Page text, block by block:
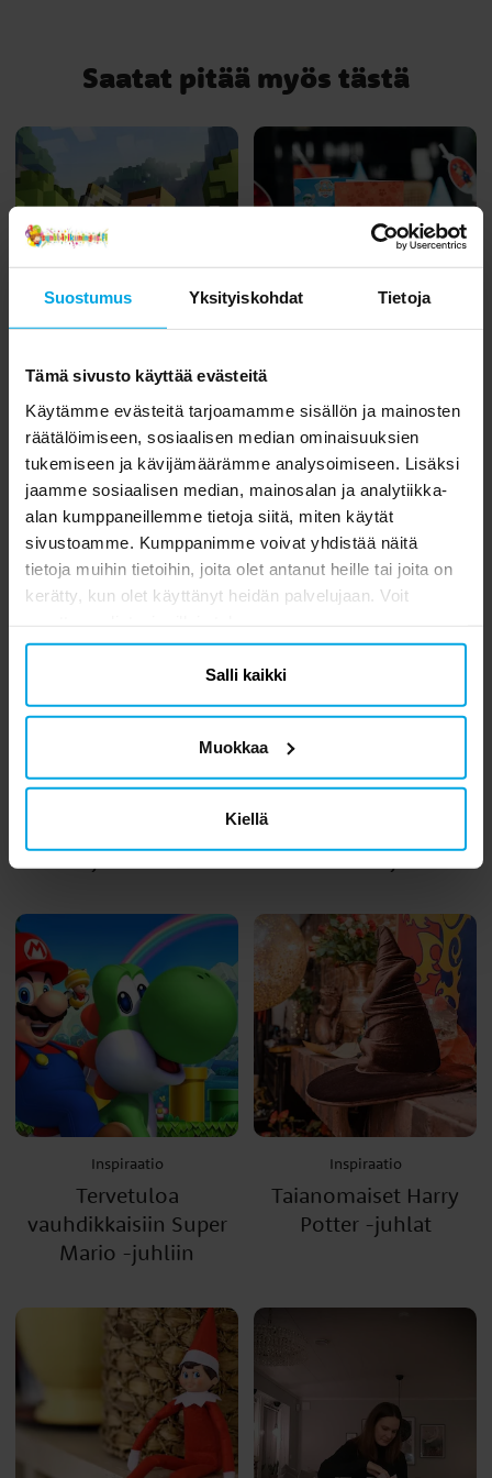
Suostumus Yksityiskohdat Tietoja
Tämä sivusto käyttää evästeitä
Käytämme evästeitä tarjoamamme sisällön ja mainosten
räätälöimiseen, sosiaalisen median ominaisuuksien
tukemiseen ja kävijämäärämme analysoimiseen. Lisäksi
jaamme sosiaalisen median, mainosalan ja analytiikka-
alan kumppaneillemme tietoja siitä, miten käytät
sivustoamme. Kumppanimme voivat yhdistää näitä
tietoja muihin tietoihin, joita olet antanut heille tai joita on
kerätty, kun olet käyttänyt heidän palvelujaan. Voit
Salli kaikki
Muokkaa
Kiellä
Saatat pitää myös tästä
Inspiraatio
Minecraft-juhlat:
ultimaattiset juhlat
Minecraftin pelaajille
Ryhmä Hau -juhlat:
Syntymäpäiväjuhlat
Ryhmä Haun kanssa
taianomaisiin Frozen-
juhliin!
dinosaurusjuhlat
Inspiraatio
Tervetuloa
vauhdikkaisiin Super
Mario -juhliin
Inspiraatio
Taianomaiset Harry
Potter -juhlat